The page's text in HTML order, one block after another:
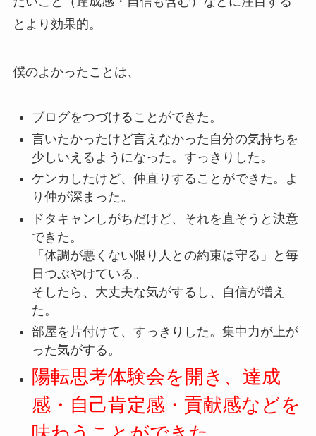
とより効果的。
僕のよかったことは、
ブログをつづけることができた。
言いたかったけど言えなかった自分の気持ちを
少しいえるようになった。すっきりした。
ケンカしたけど、仲直りすることができた。よ
り仲が深まった。
ドタキャンしがちだけど、それを直そうと決意
できた。
「体調が悪くない限り人との約束は守る」と毎
日つぶやけている。
そしたら、大丈夫な気がするし、自信が増え
た。
部屋を片付けて、すっきりした。集中力が上が
った気がする。
陽転思考体験会を開き、達成
感・自己肯定感・貢献感などを